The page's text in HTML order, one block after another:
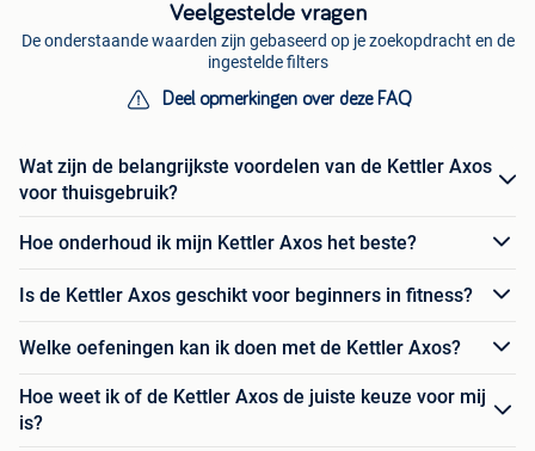
Veelgestelde vragen
De onderstaande waarden zijn gebaseerd op je zoekopdracht en de
ingestelde filters
Deel opmerkingen over deze FAQ
Wat zijn de belangrijkste voordelen van de Kettler Axos
voor thuisgebruik?
Hoe onderhoud ik mijn Kettler Axos het beste?
Is de Kettler Axos geschikt voor beginners in fitness?
Welke oefeningen kan ik doen met de Kettler Axos?
Hoe weet ik of de Kettler Axos de juiste keuze voor mij
is?